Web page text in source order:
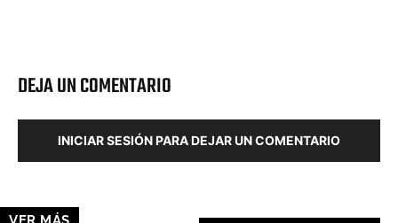
DEJA UN COMENTARIO
INICIAR SESIÓN PARA DEJAR UN COMENTARIO